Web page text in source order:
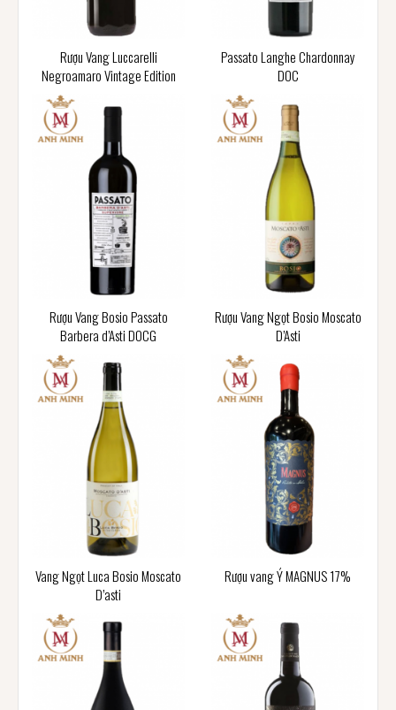
Rượu Vang Luccarelli
Negroamaro Vintage Edition
Passato Langhe Chardonnay
DOC
Rượu Vang Bosio Passato
Barbera d’Asti DOCG
Rượu Vang Ngọt Bosio Moscato
D’Asti
Vang Ngọt Luca Bosio Moscato
D’asti
Rượu vang Ý MAGNUS 17%